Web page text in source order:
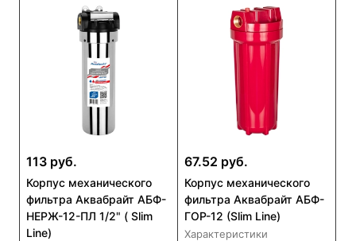
113 руб.
Корпус механического
фильтра Аквабрайт АБФ-
НЕРЖ-12-ПЛ 1/2" ( Slim
Line)
67.52 руб.
Корпус механического
фильтра Аквабрайт АБФ-
ГОР-12 (Slim Line)
Характеристики